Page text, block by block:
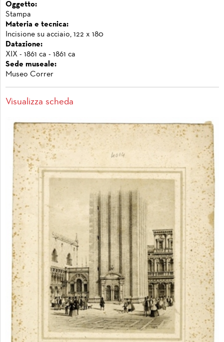
Oggetto:
Stampa
Materia e tecnica:
Incisione su acciaio, 122 x 180
Datazione:
XIX - 1861 ca - 1861 ca
Sede museale:
Museo Correr
Visualizza scheda